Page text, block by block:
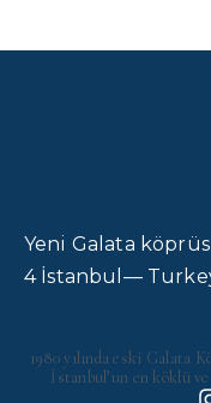
Yeni Galata
4 İstanbul—
1980 yılında eski Galata
İstanbul’un en köklü